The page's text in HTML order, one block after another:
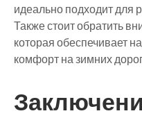
идеально подходит для
Также стоит обратить
которая обеспечивает
комфорт на зимних